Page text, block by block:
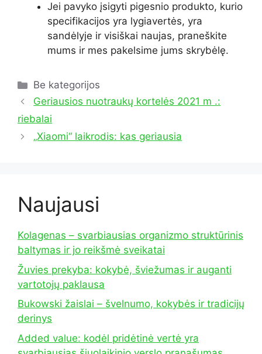
Jei pavyko įsigyti pigesnio produkto, kurio
specifikacijos yra lygiavertės, yra
sandėlyje ir visiškai naujas, praneškite
mums ir mes pakelsime jums skrybėlę.
Kategorijos
Be kategorijos
Geriausios nuotraukų kortelės 2021 m .:
riebalai
„Xiaomi“ laikrodis: kas geriausia
Naujausi
Kolagenas – svarbiausias organizmo struktūrinis
baltymas ir jo reikšmė sveikatai
Žuvies prekyba: kokybė, šviežumas ir auganti
vartotojų paklausa
Bukowski žaislai – švelnumo, kokybės ir tradicijų
derinys
Added value: kodėl pridėtinė vertė yra